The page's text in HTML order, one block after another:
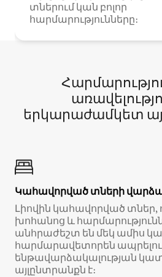
տներում կան բոլոր
հարմարությունները։
երկարաժամկետ
Կահավորված տների
Լիովին կահավորված տներ,
խոհանոց և
անհրաժեշտ են մեկ ամիս
հարմարավետորեն
ենթավարձակալության
այլընտրանքն է։